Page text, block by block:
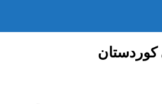
کوردستان